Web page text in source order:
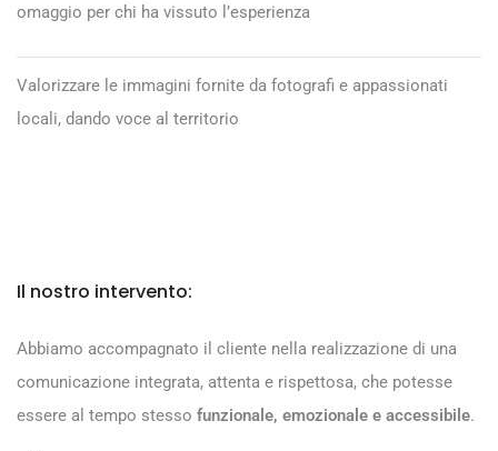
omaggio per chi ha vissuto l’esperienza
Valorizzare le immagini fornite da fotografi e appassionati
locali, dando voce al territorio
Il nostro intervento:
Abbiamo accompagnato il cliente nella realizzazione di una
comunicazione integrata, attenta e rispettosa, che potesse
essere al tempo stesso funzionale, emozionale e accessibile.